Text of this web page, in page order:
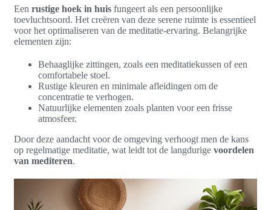
Een rustige hoek in huis fungeert als een persoonlijke
toevluchtsoord. Het creëren van deze serene ruimte is essentieel
voor het optimaliseren van de meditatie-ervaring. Belangrijke
elementen zijn:
Behaaglijke zittingen, zoals een meditatiekussen of een
comfortabele stoel.
Rustige kleuren en minimale afleidingen om de
concentratie te verhogen.
Natuurlijke elementen zoals planten voor een frisse
atmosfeer.
Door deze aandacht voor de omgeving verhoogt men de kans
op regelmatige meditatie, wat leidt tot de langdurige voordelen
van mediteren.